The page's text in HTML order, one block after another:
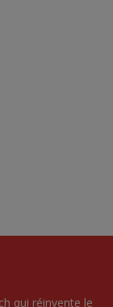
qui réinvente le